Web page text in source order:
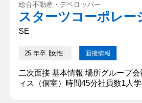
ぼ同様です。 ④配属希望の会社の
二次・三次とほぼ同様です。 面接
の社員の特徴...
総合不動産・デベロッパー
スターツコーポレー
SE
25 年卒 女性 面接情報
二次面接 基本情報 場所グループ
ィス（個室）時間45分社員数1人